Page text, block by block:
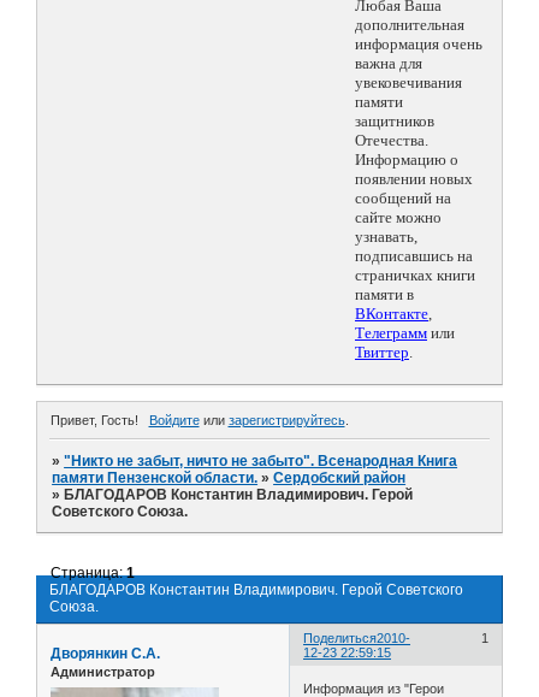
Любая Ваша
дополнительная
информация очень
важна для
увековечивания
памяти
защитников
Отечества.
Информацию о
появлении новых
сообщений на
сайте можно
узнавать,
подписавшись на
страничках книги
памяти в
ВКонтакте,
Телеграмм или
Твиттер.
Привет, Гость! Войдитеили зарегистрируйтесь.
»"Никто не забыт, ничто не забыто". Всенародная Книга
памяти Пензенской области. »Сердобский район
» БЛАГОДАРОВ Константин Владимирович. Герой
Советского Союза.
БЛАГОДАРОВ Константин Владимирович. Герой Советского
Союза.
Страница:1
Поделиться 1
2010-
12-23 22:59:15
Дворянкин С.А.
Администратор
Информация из "Герои